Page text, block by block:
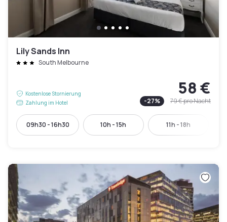
Lily Sands Inn
South Melbourne
Kostenlose Stornierung
Zahlung im Hotel
58 €
-27% 79 €pro Nacht
09h30 - 16h30 10h - 15h 11h - 18h